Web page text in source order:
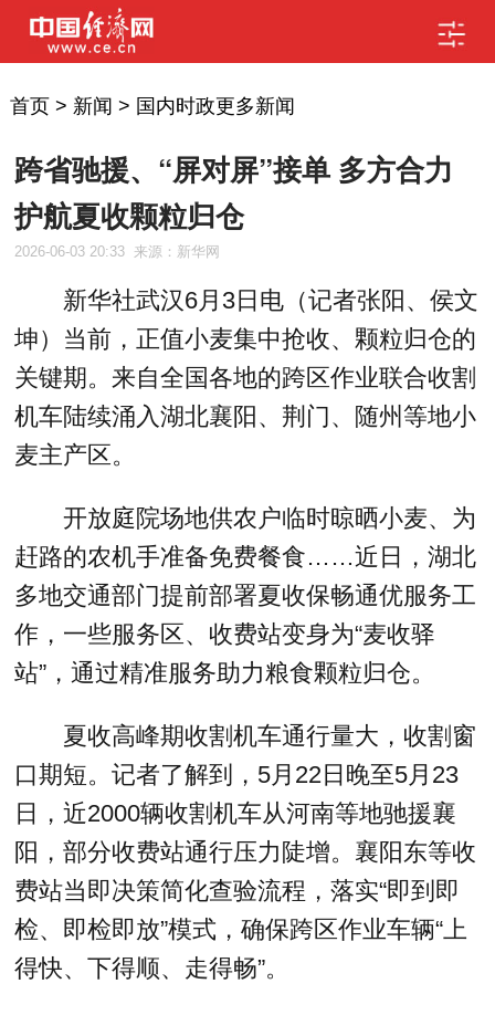
首页> 新闻 > 国内时政更多新闻
跨省驰援、“屏对屏”接单 多方合力
护航夏收颗粒归仓
2026-06-03 20:33 来源：新华网
新华社武汉6月3日电（记者张阳、侯文
坤）当前，正值小麦集中抢收、颗粒归仓的
关键期。来自全国各地的跨区作业联合收割
机车陆续涌入湖北襄阳、荆门、随州等地小
麦主产区。
开放庭院场地供农户临时晾晒小麦、为
赶路的农机手准备免费餐食……近日，湖北
多地交通部门提前部署夏收保畅通优服务工
作，一些服务区、收费站变身为“麦收驿
站”，通过精准服务助力粮食颗粒归仓。
夏收高峰期收割机车通行量大，收割窗
口期短。记者了解到，5月22日晚至5月23
日，近2000辆收割机车从河南等地驰援襄
阳，部分收费站通行压力陡增。襄阳东等收
费站当即决策简化查验流程，落实“即到即
检、即检即放”模式，确保跨区作业车辆“上
得快、下得顺、走得畅”。